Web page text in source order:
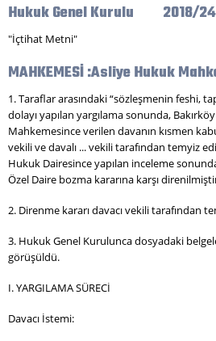
Hukuk Genel Kurulu 2018/
"İçtihat Metni"
MAHKEMESİ :Asliye Hukuk
1. Taraflar arasındaki “sözleşmenin feshi,
dolayı yapılan yargılama sonunda,
Mahkemesince verilen davanın kısmen
vekili ve davalı ... vekili tarafından temyiz
Hukuk Dairesince yapılan inceleme
Özel Daire bozma kararına karşı
2. Direnme kararı davacı vekili tarafından
3. Hukuk Genel Kurulunca dosyadaki
görüşüldü.
I. YARGILAMA SÜRECİ
Davacı İstemi: